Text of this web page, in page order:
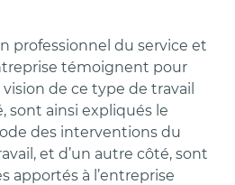
professionnel du service et
témoignent pour
de ce type de travail
sont ainsi expliqués le
des interventions du
et d’un autre côté, sont
apportés à l’entreprise